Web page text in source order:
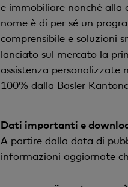
e immobiliare nonché alla
nome è di per sé un
comprensibile e soluzioni
lanciato sul mercato la
assistenza personalizzate
100% dalla Basler
Dati importanti e
A partire dalla data di
informazioni aggiornate